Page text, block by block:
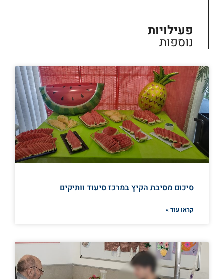
פעילויות
נוספות
סיכום מסיבת הקיץ במרכז סיעוד וותיקים
קראו עוד »